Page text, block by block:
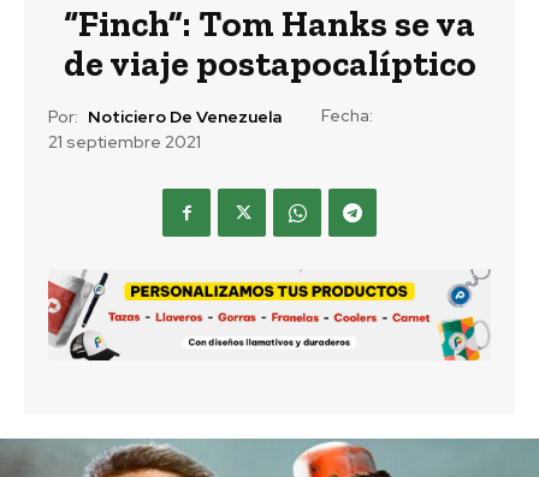
“Finch”: Tom Hanks se va
de viaje postapocalíptico
Por: Noticiero De Venezuela
Fecha:
21 septiembre 2021